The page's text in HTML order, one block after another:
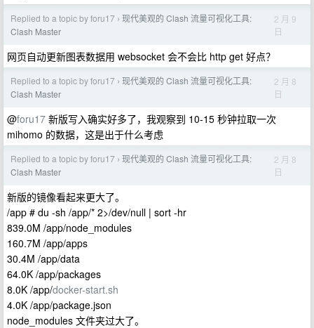
Replied to a topic by foru17 › 现代美观的 Clash 流量可视化工具:
Clash Master
2 月 9
日
网页自动更新图表数据用 websocket 会不会比 http get 好点？
Replied to a topic by foru17 › 现代美观的 Clash 流量可视化工具:
Clash Master
2 月 8
日
@foru17 新版写入确实好多了，我观察到 10-15 秒钟拉取一次
mihomo 的数据，这是出于什么考虑
Replied to a topic by foru17 › 现代美观的 Clash 流量可视化工具:
Clash Master
2 月 8
日
新版的镜像看起来更大了。
/app # du -sh /app/* 2>/dev/null | sort -hr
839.0M /app/node_modules
160.7M /app/apps
30.4M /app/data
64.0K /app/packages
8.0K /app/docker-start.sh
4.0K /app/package.json
node_modules 文件夹过大了。